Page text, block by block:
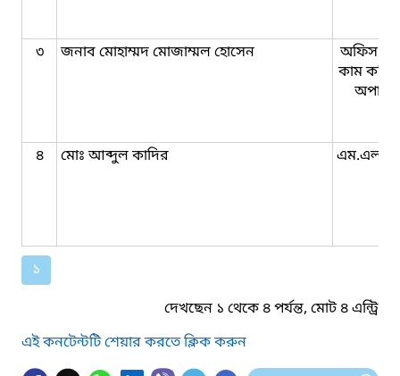
৩ জনাব মোহাম্মদ মোজাম্মল হোসেন
অফিস
কাম
৪ মোঃ আব্দুল কাদির
১
দেখছেন ১ থেকে ৪ পর্যন্ত, মোট ৪ এন্ট্রি
এই কনটেন্টটি শেয়ার করতে ক্লিক করুন